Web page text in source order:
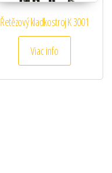
Řetězový kladkostroj K 3001
Viac info